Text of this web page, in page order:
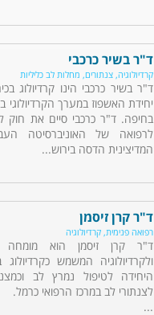
ד"ר בשיר כרכבי
קרדיולוגיה, צנתורים, מחלות לב כליליות
ד"ר בשיר כרכבי הינו קרדיולוג
יחידת האשפוז במערך הקרדיולוגי
בחיפה. ד"ר כרכבי סיים את חוק
לרפואה של האוניברסיטה
המדיצינית הדסה בירוש...
ד"ר קרן זיסמן
רפואה פנימית, קרדיולוגיה
ד"ר קרן זיסמן הוא מומחה
ולקרדיולוגיה המשמש
היחידה לטיפול נמרץ לב
לצנתורי לב במרכז הרפואי כרמל.
...